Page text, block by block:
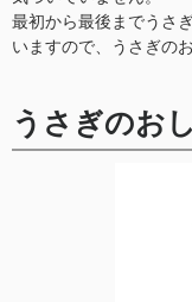
最初から最後までうさ
いますので、うさぎの
うさぎのお